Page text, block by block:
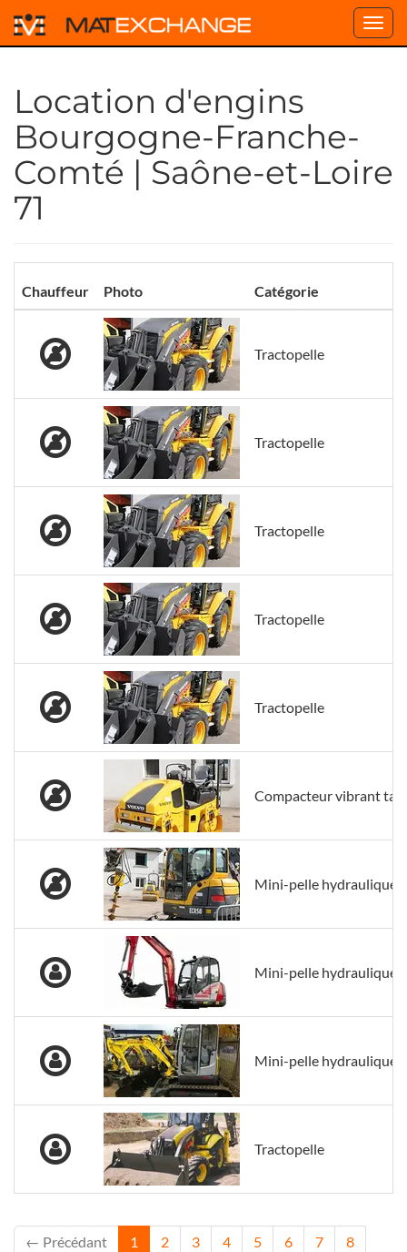
Location d'engins
Bourgogne-Franche-
Comté | Saône-et-Loire
71
Chauffeur Photo Catégorie
Tractopelle
Tractopelle
Tractopelle
Tractopelle
Tractopelle
Compacteur vibrant
Mini-pelle hydraulique
Mini-pelle hydraulique
Mini-pelle hydraulique
Tractopelle
← Précédant 1 2 3 4 5 6 7
8